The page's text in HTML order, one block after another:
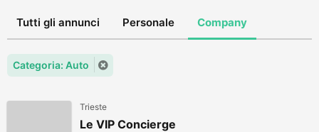
Tutti gli annunci Personale Company
Categoria: Auto
Trieste
Le VIP Concierge